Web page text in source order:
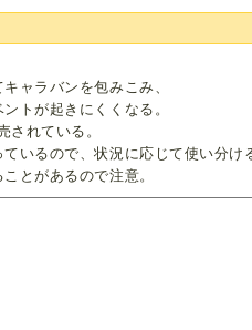
ャラバンを包みこみ、
トが起きにくくなる。
されている。
いるので、状況に応じて使い分け
とがあるので注意。